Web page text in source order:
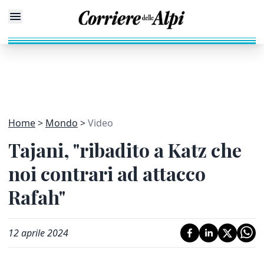
Home Mondo Video
Tajani, "ribadito a Katz che
noi contrari ad attacco
Rafah"
12 aprile 2024